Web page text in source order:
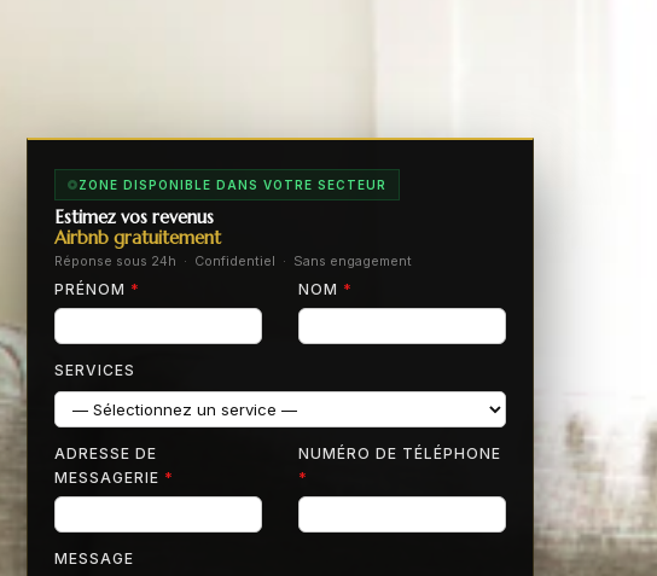
ZONE DISPONIBLE DANS VOTRE SECTEUR
Estimez vos revenus
Airbnb gratuitement
Réponse sous 24h · Confidentiel · Sans engagement
PRÉNOM * NOM *
SERVICES
ADRESSE DE
MESSAGERIE *
NUMÉRO DE TÉLÉPHONE
*
MESSAGE